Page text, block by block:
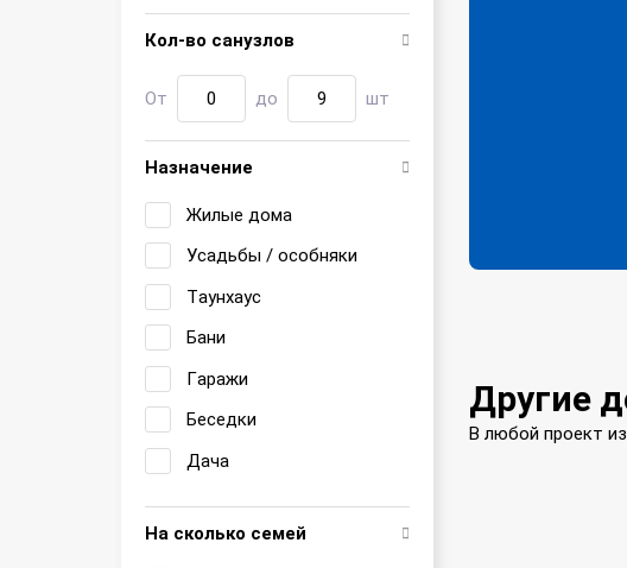
Кол-во санузлов
От до шт
Назначение
Жилые дома
Усадьбы / особняки
Таунхаус
Бани
Гаражи
Беседки
Дача
На сколько семей
Другие
В любой проект